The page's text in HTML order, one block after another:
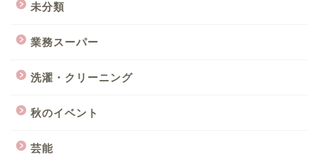
未分類
業務スーパー
洗濯・クリーニング
秋のイベント
芸能